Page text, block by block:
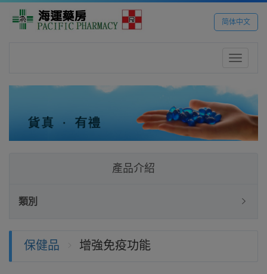
简体中文
Toggle
產品介紹
類別
保健品 增強免疫功能